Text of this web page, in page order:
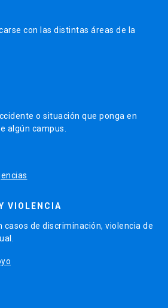
con las distintas áreas de la
o situación que ponga en
algún campus.
VIOLENCIA
casos de discriminación, violencia de